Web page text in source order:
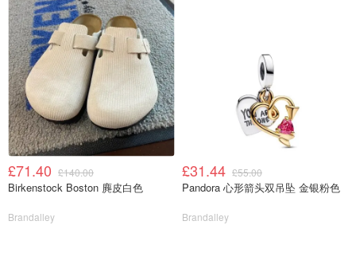
£71.40 £140.00
Birkenstock Boston 麂皮白色
Brandalley
£31.44 £55.00
Pandora 心形箭头双吊坠 金银粉色
Brandalley